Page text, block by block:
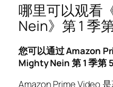
哪里可以观看
Nein》第 1 季
您可以通过 Amazon
Mighty Nein 第 1 季第 5
Amazon Prime Video